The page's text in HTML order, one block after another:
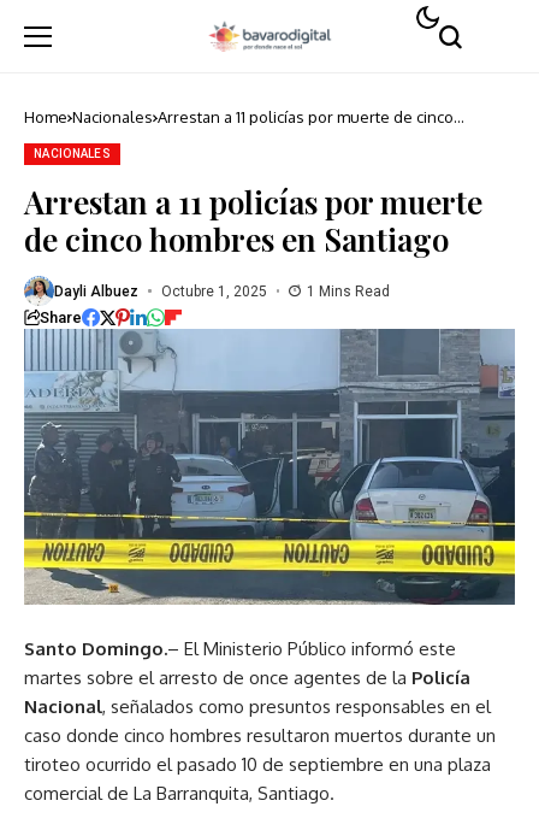
Home Nacionales Arrestan a 11 policías por muerte de cinco
NACIONALES
Arrestan a 11 policías por muerte
de cinco hombres en Santiago
Dayli Albuez Octubre 1, 2025 1 Mins Read
Share
Santo Domingo.– El Ministerio Público informó este
martes sobre el arresto de once agentes de la Policía
Nacional, señalados como presuntos responsables en el
caso donde cinco hombres resultaron muertos durante un
tiroteo ocurrido el pasado 10 de septiembre en una plaza
comercial de La Barranquita, Santiago.